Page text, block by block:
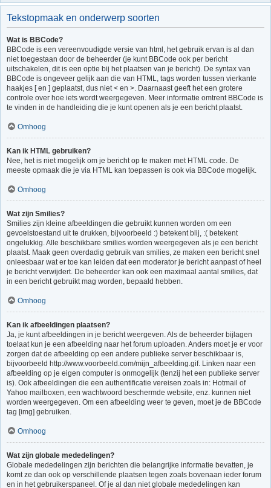
Tekstopmaak en onderwerp soorten
Wat is BBCode?
BBCode is een vereenvoudigde versie van html, het gebruik ervan is al dan
niet toegestaan door de beheerder (je kunt BBCode ook per bericht
uitschakelen, dit is een optie bij het plaatsen van je bericht). De syntax van
BBCode is ongeveer gelijk aan die van HTML, tags worden tussen vierkante
haakjes [ en ] geplaatst, dus niet < en >. Daarnaast geeft het een grotere
controle over hoe iets wordt weergegeven. Meer informatie omtrent BBCode is
te vinden in de handleiding die je kunt openen als je een bericht plaatst.
Omhoog
Kan ik HTML gebruiken?
Nee, het is niet mogelijk om je bericht op te maken met HTML code. De
meeste opmaak die je via HTML kan toepassen is ook via BBCode mogelijk.
Omhoog
Wat zijn Smilies?
Smilies zijn kleine afbeeldingen die gebruikt kunnen worden om een
gevoelstoestand uit te drukken, bijvoorbeeld :) betekent blij, :( betekent
ongelukkig. Alle beschikbare smilies worden weergegeven als je een bericht
plaatst. Maak geen overdadig gebruik van smilies, ze maken een bericht snel
onleesbaar wat er toe kan leiden dat een moderator je bericht aanpast of heel
je bericht verwijdert. De beheerder kan ook een maximaal aantal smilies, dat
in een bericht gebruikt mag worden, bepaald hebben.
Omhoog
Kan ik afbeeldingen plaatsen?
Ja, je kunt afbeeldingen in je bericht weergeven. Als de beheerder bijlagen
toelaat kun je een afbeelding naar het forum uploaden. Anders moet je er voor
zorgen dat de afbeelding op een andere publieke server beschikbaar is,
bijvoorbeeld http://www.voorbeeld.com/mijn_afbeelding.gif. Linken naar een
afbeelding op je eigen computer is onmogelijk (tenzij het een publieke server
is). Ook afbeeldingen die een authentificatie vereisen zoals in: Hotmail of
Yahoo mailboxen, een wachtwoord beschermde website, enz. kunnen niet
worden weergegeven. Om een afbeelding weer te geven, moet je de BBCode
tag [img] gebruiken.
Omhoog
Wat zijn globale mededelingen?
Globale mededelingen zijn berichten die belangrijke informatie bevatten, je
komt ze dan ook op verschillende plaatsen tegen zoals bovenaan ieder forum
en in het gebruikerspaneel. Of je al dan niet globale mededelingen kan